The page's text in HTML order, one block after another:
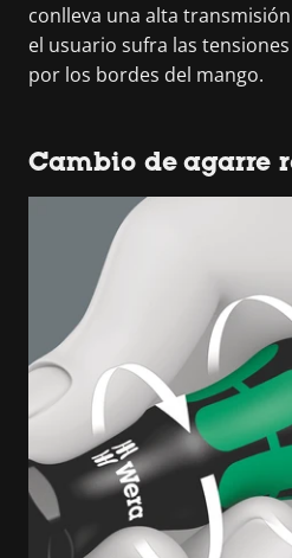
conlleva una alta
el usuario sufra las
por los bordes del mango.
Cambio de agarre